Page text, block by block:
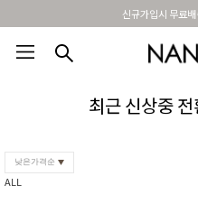
신규가입시 무료
NEW5% 베스트재진행
최근 신상중
낮은가격순
ALL